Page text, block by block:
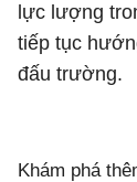
lực lượng
tiếp tục
đấu trường.
Khám phá